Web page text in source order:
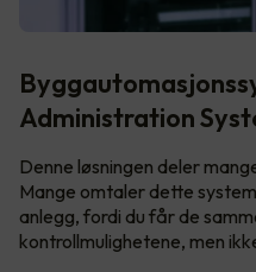
Administration
Denne løsningen deler
Mange omtaler dette
anlegg, fordi du får de
kontrollmulighetene, men